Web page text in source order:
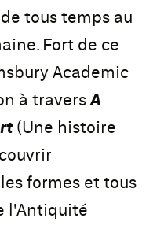
tous temps au
Fort de ce
Academic
à traversA
(Une histoire
formes et tous
l'Antiquité